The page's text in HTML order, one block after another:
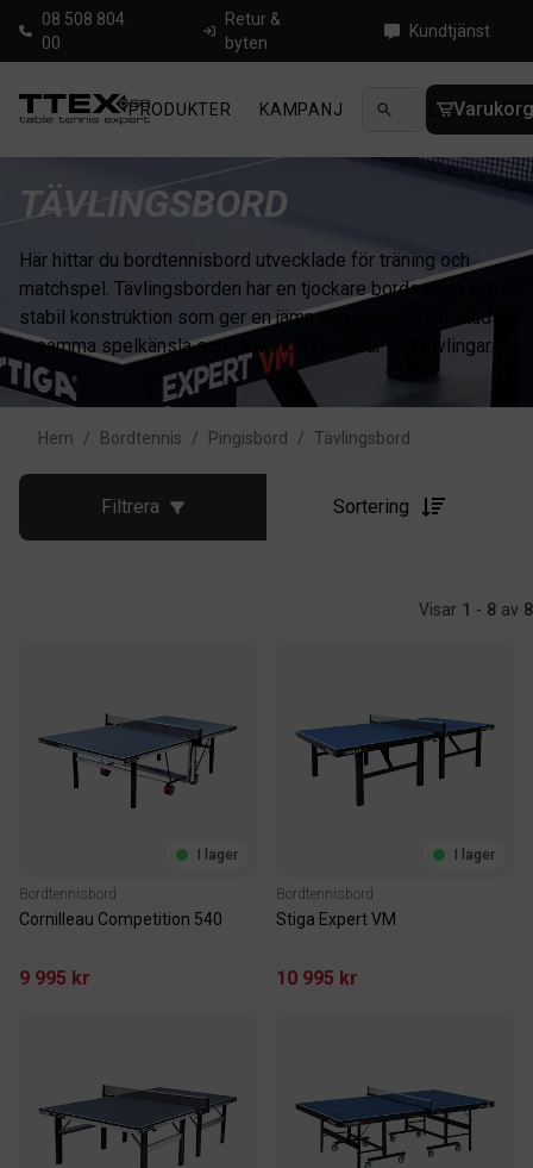
08 508 804
00
Retur &
byten
Kundtjänst
PRODUKTER KAMPANJ NYHETER
TÄVLINGSBORD
Här hittar du bordtennisbord utvecklade för träning och
matchspel. Tävlingsborden har en tjockare bordsskiva och
stabil konstruktion som ger en jämn och konsekvent studs
– samma spelkänsla som används i klubbar och tävlingar.
Hem / Bordtennis / Pingisbord / Tävlingsbord
Filtrera Sortering
Visar 1 - 8 av 8
I lager
Bordtennisbord
Cornilleau Competition 540
9 995 kr
I lager
Bordtennisbord
Stiga Expert VM
10 995 kr